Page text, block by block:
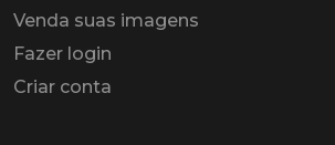
Venda suas imagens
Fazer login
Criar conta